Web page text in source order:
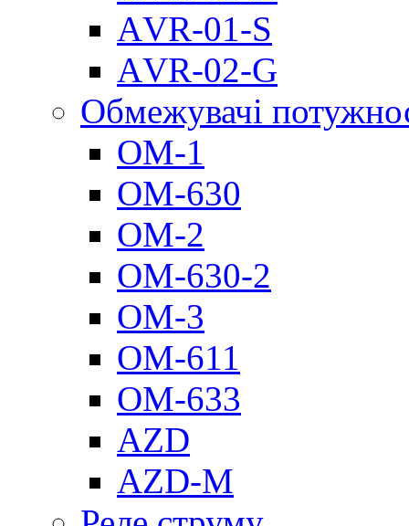
АVR-01-S
АVR-02-G
Обмежувачі
ОМ-1
ОМ-630
ОМ-2
ОМ-630-2
ОМ-3
ОМ-611
ОМ-633
AZD
AZD-M